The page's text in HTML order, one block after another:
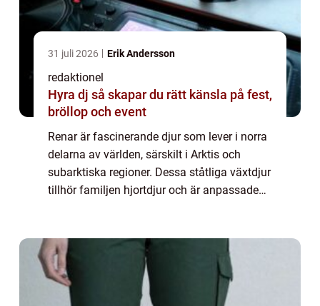
31 juli 2026 Erik Andersson
redaktionel
Hyra dj så skapar du rätt känsla på fest,
bröllop och event
Renar är fascinerande djur som lever i norra
delarna av världen, särskilt i Arktis och
subarktiska regioner. Dessa ståtliga växtdjur
tillhör familjen hjortdjur och är anpassade